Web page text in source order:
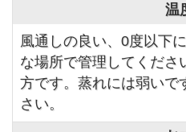
温
風通しの良い、0度以下
な場所で管理してくださ
方です。蒸れには弱いで
さい。